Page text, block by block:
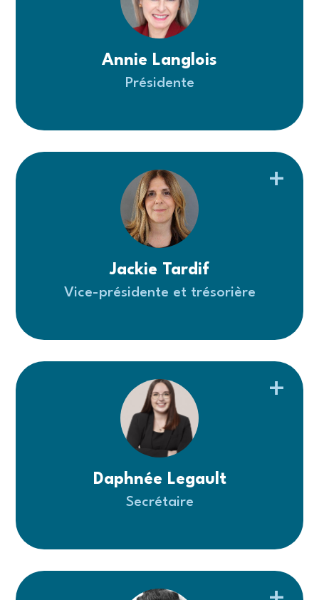
Annie Langlois
Présidente
Jackie Tardif
Vice-présidente et trésorière
Daphnée Legault
Secrétaire